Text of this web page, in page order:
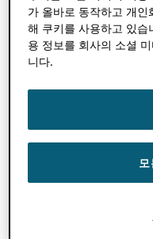
ORCID 지역 및 부
랭킹 커넥션: 체계
미한 연관성을 발견
할 수 있는 PID(연
행정 효율성을 높
라, 디지털로 연결
가 올바로 동작하고 개
해 쿠키를 사용하고 있
용 정보를 회사의 소셜
니다.